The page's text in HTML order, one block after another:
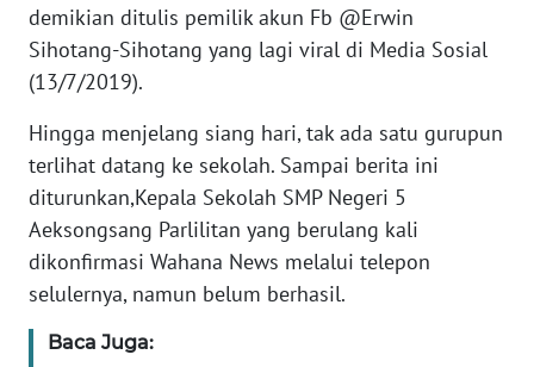
demikian ditulis pemilik akun Fb @Erwin
Sihotang-Sihotang yang lagi viral di Media Sosial
(13/7/2019).
Hingga menjelang siang hari, tak ada satu gurupun
terlihat datang ke sekolah. Sampai berita ini
diturunkan,Kepala Sekolah SMP Negeri 5
Aeksongsang Parlilitan yang berulang kali
dikonfirmasi Wahana News melalui telepon
selulernya, namun belum berhasil.
Baca Juga:
Wahana
News
Regional
WN
JAKARTA
WN